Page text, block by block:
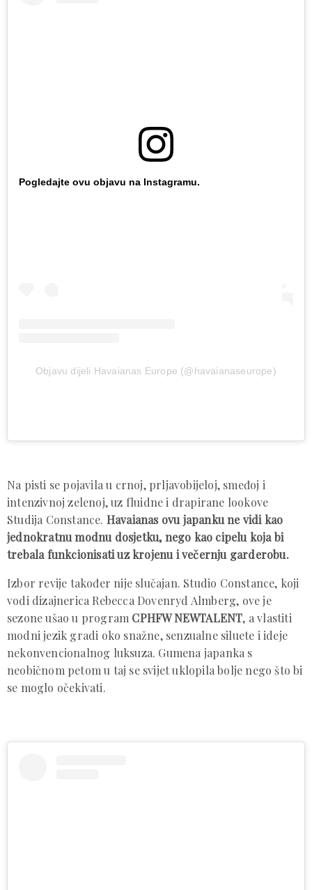
Pogledajte ovu objavu na Instagramu.
Objavu dijeli Havaianas Europe (@havaianaseurope)
Na pisti se pojavila u crnoj, prljavobijeloj, smeđoj i
intenzivnoj zelenoj, uz fluidne i drapirane lookove
Studija Constance. Havaianas ovu japanku ne vidi kao
jednokratnu modnu dosjetku, nego kao cipelu koja bi
trebala funkcionisati uz krojenu i večernju garderobu.
Izbor revije također nije slučajan. Studio Constance, koji
vodi dizajnerica Rebecca Dovenryd Almberg, ove je
sezone ušao u program CPHFW NEWTALENT, a vlastiti
modni jezik gradi oko snažne, senzualne siluete i ideje
nekonvencionalnog luksuza. Gumena japanka s
neobičnom petom u taj se svijet uklopila bolje nego što bi
se moglo očekivati.